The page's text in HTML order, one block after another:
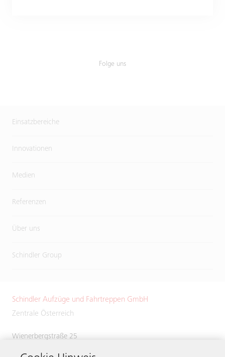
Folge uns
Einsatzbereiche
Innovationen
Medien
Referenzen
Über uns
Schindler Group
Schindler Aufzüge und Fahrtreppen GmbH
Zentrale Österreich
Wienerbergstraße 25